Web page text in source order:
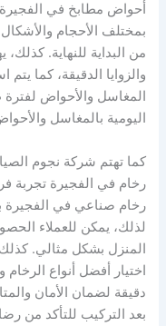
أحواض مطابخ في
بمختلف الأحجام
من البداية للنهاية.
والزوايا الدقيقة، كما
المغاسل والأحواض لفترة
اليومية بالمغاسل
كما تهتم شركة نجوم
رخام في الفجيرة تجربة
رخام صناعي في الفجيرة
لذلك، يمكن للعملاء
المنزل بشكل مثالي.
اختيار أفضل أنواع
دقيقة لضمان الأمان
بعد التركيب للتأكد من